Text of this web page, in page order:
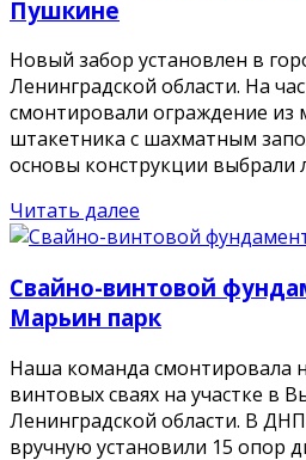
Пушкине
Новый забор установлен в
Ленинградской области. На
смонтировали ограждение из
штакетника с шахматным
основы конструкции выбрали
Читать далее
Свайно-винтовой
Марьин парк
Наша команда смонтировала
винтовых сваях на участке в
Ленинградской области. В
вручную установили 15 опор